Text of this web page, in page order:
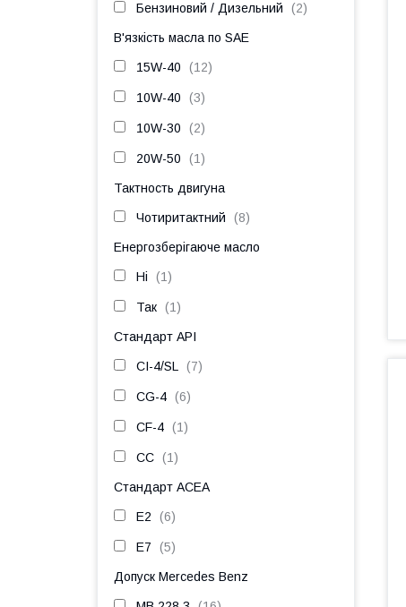
Бензиновий / Дизельний 2
В'язкість масла по SAE
15W-40 12
10W-40 3
10W-30 2
20W-50 1
Тактность двигуна
Чотиритактний 8
Енергозберігаюче масло
Ні 1
Так 1
Стандарт API
CI-4/SL 7
CG-4 6
CF-4 1
CC 1
Стандарт ACEA
E2 6
E7 5
Допуск Mercedes Benz